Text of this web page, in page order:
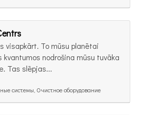
visapkārt. To mūsu planētai
nodrošina mūsu tuvāka
Tas slēpjas...
системы, Очистное оборудование